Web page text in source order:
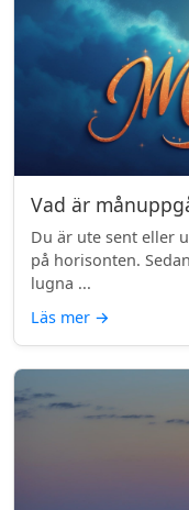
Vad är
Du är ute sent eller
på horisonten.
lugna ...
Läs mer →